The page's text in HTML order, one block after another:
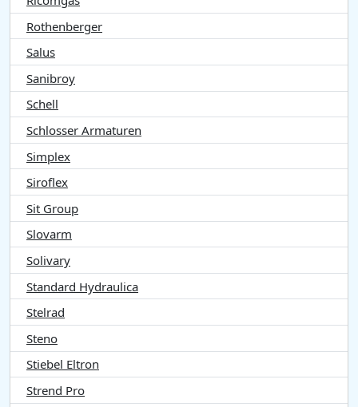
Rothenberger
Salus
Sanibroy
Schell
Schlosser Armaturen
Simplex
Siroflex
Sit Group
Slovarm
Solivary
Standard Hydraulica
Stelrad
Steno
Stiebel Eltron
Strend Pro